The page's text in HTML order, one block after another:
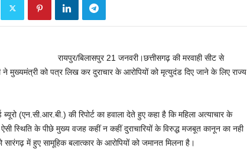
रायपुर/बिलासपुर 21 जनवरी।छत्तीसगढ़ की मरवाही सीट से
मुख्यमंत्री को पत्र लिख कर दुराचार के आरोपियों को मृत्युदंड दिए जाने के लिए राज्य
ब्यूरो (एन.सी.आर.बी.) की रिपोर्ट का हवाला देते हुए कहा है कि महिला अत्याचार के
स्थिति के पीछे मुख्य वजह कहीं न कहीं दुराचारियों के विरुद्ध मजबूत कानून का नही
में हुए सामूहिक बलात्कार के आरोपियों को जमानत मिलना है।